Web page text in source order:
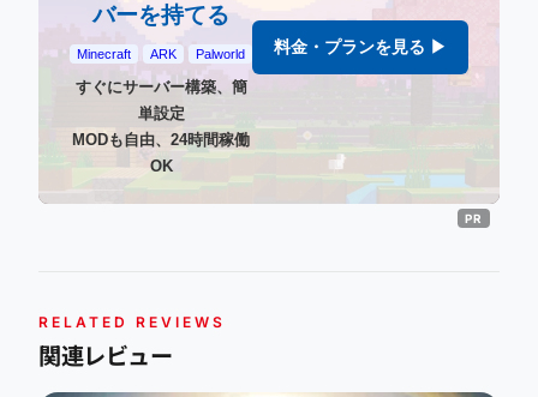
バーを持てる
Minecraft ARK Palworld
すぐにサーバー構築、簡
単設定
MODも自由、24時間稼働
OK
料金・プランを見る ▶
RELATED REVIEWS
関連レビュー